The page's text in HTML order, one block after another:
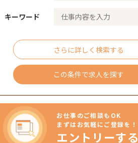
キーワード
さらに詳しく検索する
この条件で求人を探す
お仕事のご相談もOK
まずはお気軽にご登録を！
エントリーする